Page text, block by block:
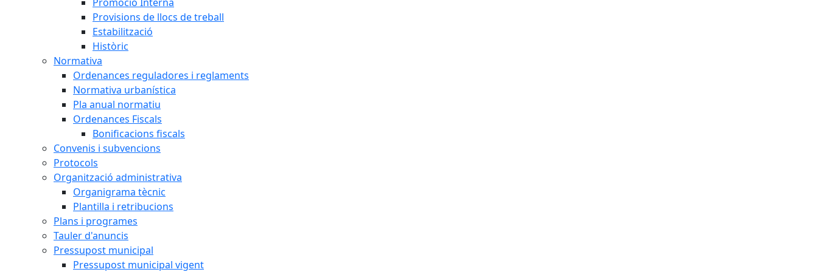
Provisions de llocs de treball
Estabilització
Històric
Normativa
Ordenances reguladores i reglaments
Normativa urbanística
Pla anual normatiu
Ordenances Fiscals
Bonificacions fiscals
Convenis i subvencions
Protocols
Organització administrativa
Organigrama tècnic
Plantilla i retribucions
Plans i programes
Tauler d'anuncis
Pressupost municipal
Pressupost municipal vigent